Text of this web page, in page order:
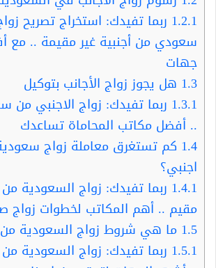
1.2.1 ربما تفيدك: استخراج تصريح
سعودي من أجنبية غير مقيمة .. مع
جهات
1.3 هل يجوز زواج الأجانب بتوكيل
1.3.1 ربما تفيدك: زواج الاجنبي من
.. أفضل مكاتب المحاماة تساعدك
1.4 كم تستغرق معاملة زواج
اجنبي؟
1.4.1 ربما تفيدك: زواج السعودية
مقيم .. أهم المكاتب لخطوات زواج
1.5 ما هي شروط زواج السعودية
1.5.1 ربما تفيدك: زواج السعودية